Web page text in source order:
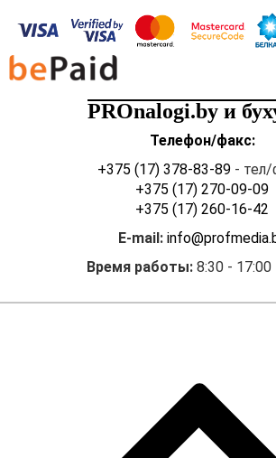
PROnalogi.by и
Телефон/факс:
+375 (17) 378-83-89 -
+375 (17) 270-09-09
+375 (17) 260-16-42
E-mail:
Время работы:8:30 -